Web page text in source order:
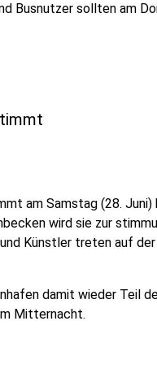
Busnutzer sollten am
am Samstag (28.
wird sie zur
Künstler treten auf
damit wieder Teil
Mitternacht.